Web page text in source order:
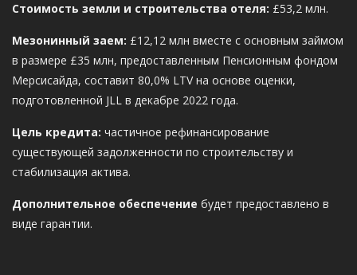
Стоимость земли и строительства отеля: £53,2 млн.
Мезонинный заем: £12,12 млн вместе с основным займом
в размере £35 млн, предоставленным Пенсионным фондом
Мерсисайда, составит 80,0% LTV на основе оценки,
подготовленной JLL в декабре 2022 года.
Цель кредита: частичное рефинансирование
существующей задолженности по строительству и
стабилизация актива.
Дополнительное обеспечение будет предоставлено в
виде гарантии.